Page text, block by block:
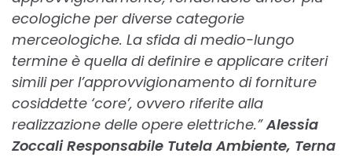
ecologiche per diverse categorie
merceologiche. La sfida di medio-lungo
termine è quella di definire e applicare criteri
simili per l’approvvigionamento di forniture
cosiddette ‘core’, ovvero riferite alla
realizzazione delle opere elettriche.”Alessia
Zoccali Responsabile Tutela Ambiente, Terna